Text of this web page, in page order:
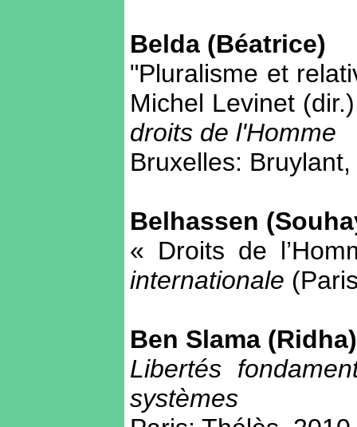
Belda (Béatrice)
"Pluralisme et
Michel Levinet
droits de l'Homme
Bruxelles:
Belhassen
« Droits de
internationale
Ben Slama (Ridha)
Libertés
systèmes